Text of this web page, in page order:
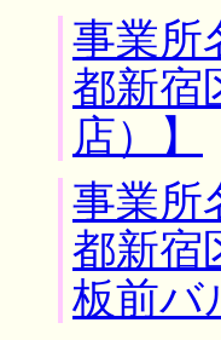
事業所
都新宿
店）】
事業所
都新宿
板前バ